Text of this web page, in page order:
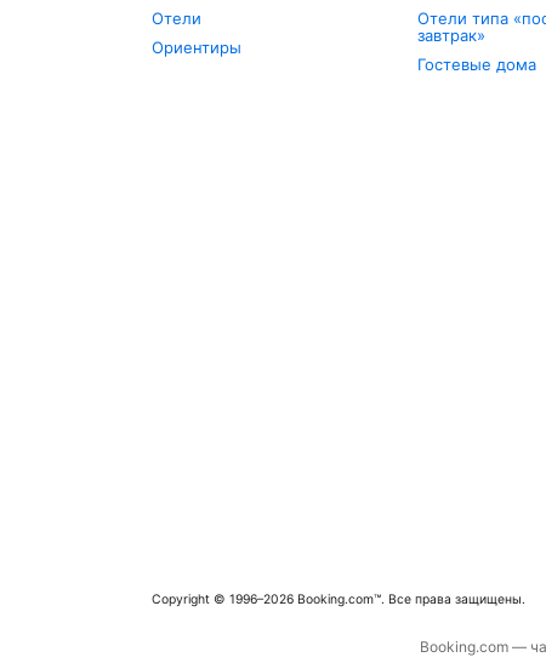
Отели
Ориентиры
Отели типа
завтрак»
Гостевые дома
Copyright © 1996–2026 Booking.com™. Все права защищены.
Booking.com —